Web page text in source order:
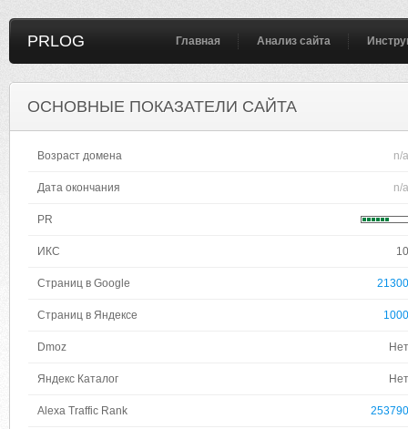
PRLOG Главная Анализ сайта
ОСНОВНЫЕ ПОКАЗАТЕЛИ САЙТА
Возраст домена n/a
Дата окончания n/a
PR
ИКС 10
Страниц в Google 21300
Страниц в Яндексе 1000
Dmoz Нет
Яндекс Каталог Нет
Alexa Traffic Rank 253790